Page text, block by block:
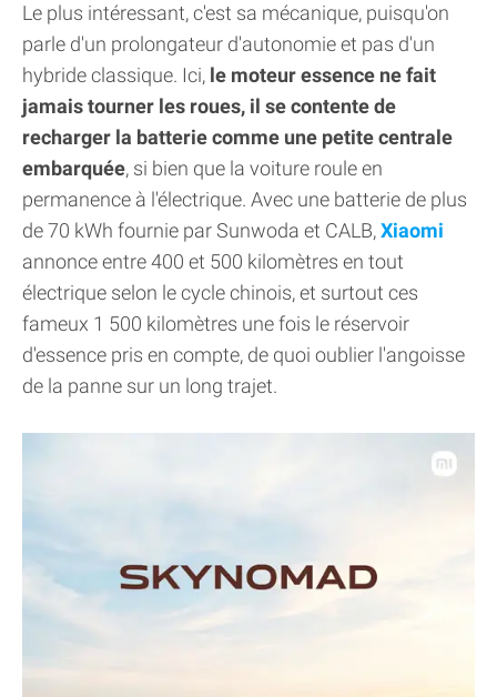
Le plus intéressant, c'est sa mécanique, puisqu'on
parle d'un prolongateur d'autonomie et pas d'un
hybride classique. Ici, le moteur essence ne fait
jamais tourner les roues, il se contente de
recharger la batterie comme une petite centrale
embarquée, si bien que la voiture roule en
permanence à l'électrique. Avec une batterie de plus
de 70 kWh fournie par Sunwoda et CALB,Xiaomi
annonce entre 400 et 500 kilomètres en tout
électrique selon le cycle chinois, et surtout ces
fameux 1 500 kilomètres une fois le réservoir
d'essence pris en compte, de quoi oublier l'angoisse
de la panne sur un long trajet.